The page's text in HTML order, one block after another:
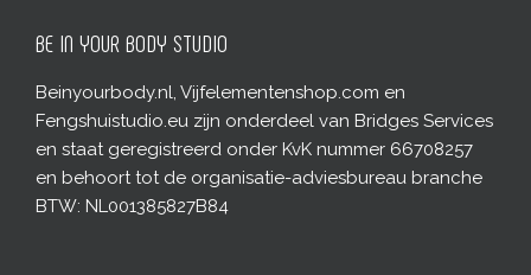
BE IN YOUR BODY STUDIO
Beinyourbody.nl, Vijfelementenshop.com en
Fengshuistudio.eu zijn onderdeel van Bridges Services
en staat geregistreerd onder KvK nummer 66708257
en behoort tot de organisatie-adviesbureau branche
BTW: NL001385827B84